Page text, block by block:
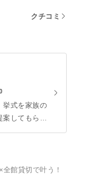
クチコミ
挙式を家族の
してもらい
館貸切で叶う！